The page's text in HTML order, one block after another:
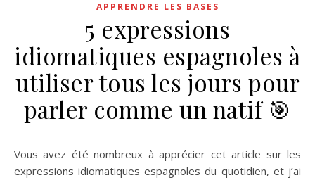
APPRENDRE LES BASES
5 expressions
idiomatiques espagnoles à
utiliser tous les jours pour
parler comme un natif 🎯
Vous avez été nombreux à apprécier cet article sur les
expressions idiomatiques espagnoles du quotidien, et j’ai